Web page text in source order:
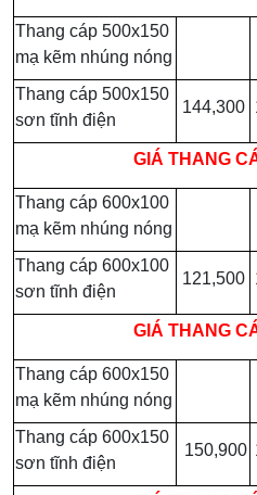
Thang cáp 500x150
mạ kẽm nhúng nóng
Thang cáp 500x150
sơn tĩnh điện
144,300
GIÁ THANG
Thang cáp 600x100
mạ kẽm nhúng nóng
Thang cáp 600x100
sơn tĩnh điện
121,500
GIÁ THANG
Thang cáp 600x150
mạ kẽm nhúng nóng
Thang cáp 600x150
sơn tĩnh điện
150,900